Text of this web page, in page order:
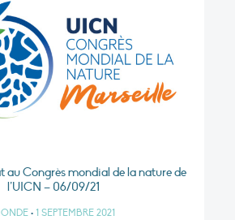
au Congrès mondial de la nature de
l’UICN – 06/09/21
• 1 SEPTEMBRE 2021